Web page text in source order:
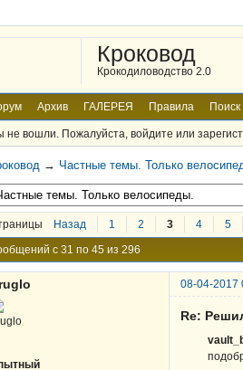
Кроковод
Крокодиловодство 2.0
Архив ГАЛЕРЕЯ Правила Поиск
не вошли. Пожалуйста, войдите или
→ Частные темы. Только
Назад 1 2 3 4 5
с 31 по 45 из 296
08-04-2017
Re: